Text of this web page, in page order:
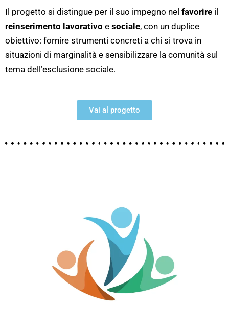
Il progetto si distingue per il suo impegno nel favorire il
reinserimento lavorativo e sociale, con un duplice
obiettivo: fornire strumenti concreti a chi si trova in
situazioni di marginalità e sensibilizzare la comunità sul
tema dell’esclusione sociale.
Vai al progetto